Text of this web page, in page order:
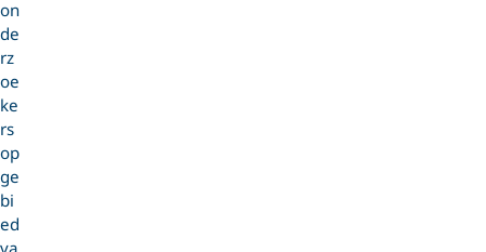
on
de
rz
oe
ke
rs
op
ge
bi
ed
va